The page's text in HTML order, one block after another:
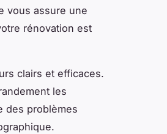
vous assure une
rénovation est
clairs et efficaces.
les
des problèmes